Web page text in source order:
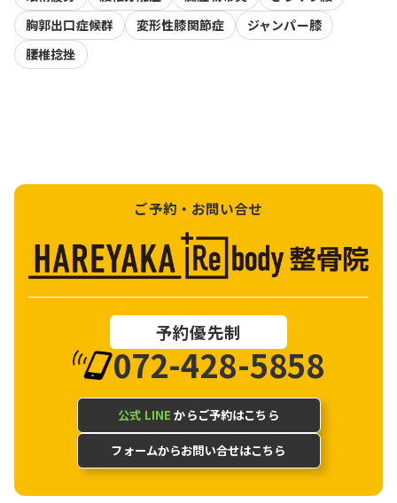
胸郭出口症候群
変形性膝関節症
ジャンパー膝
腰椎捻挫
ご予約・お問い合せ
予約優先制
072-428-5858
公式 LINE からご予約はこちら
フォームからお問い合せはこちら